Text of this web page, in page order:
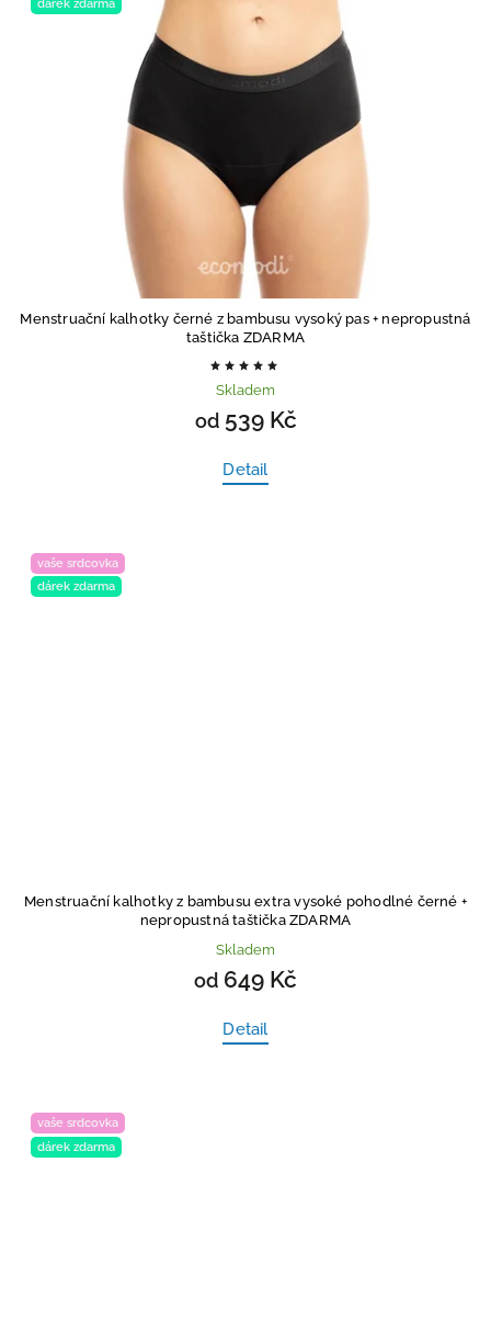
Menstruační kalhotky černé z bambusu vysoký pas+ nepropustná
taštička ZDARMA
Skladem
od539 Kč
Detail
vaše srdcovka
dárek zdarma
Menstruační kalhotky z bambusu extra vysoké pohodlné černé +
nepropustná taštička ZDARMA
Skladem
od 649 Kč
Detail
vaše srdcovka
dárek zdarma